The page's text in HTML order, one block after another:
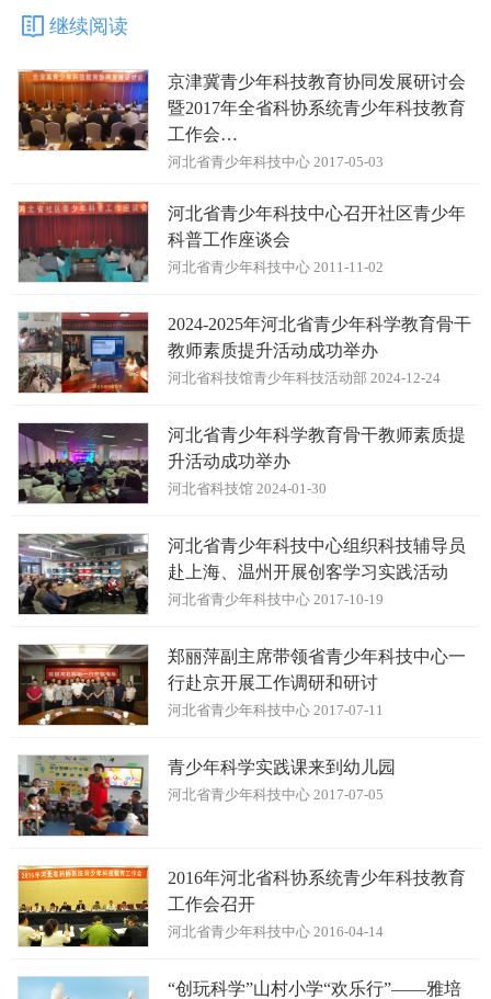
继续阅读
京津冀青少年科技教育协同发展研讨会
暨2017年全省科协系统青少年科技教育
工作会…
河北省青少年科技中心 2017-05-03
河北省青少年科技中心召开社区青少年
科普工作座谈会
河北省青少年科技中心 2011-11-02
2024-2025年河北省青少年科学教育骨干
教师素质提升活动成功举办
河北省科技馆青少年科技活动部 2024-12-24
河北省青少年科学教育骨干教师素质提
升活动成功举办
河北省科技馆 2024-01-30
河北省青少年科技中心组织科技辅导员
赴上海、温州开展创客学习实践活动
河北省青少年科技中心 2017-10-19
郑丽萍副主席带领省青少年科技中心一
行赴京开展工作调研和研讨
河北省青少年科技中心 2017-07-11
青少年科学实践课来到幼儿园
河北省青少年科技中心 2017-07-05
2016年河北省科协系统青少年科技教育
工作会召开
河北省青少年科技中心 2016-04-14
“创玩科学”山村小学“欢乐行”——雅培